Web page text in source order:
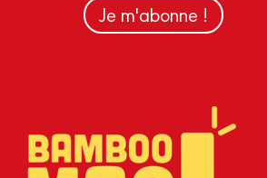
Je m'abonne !